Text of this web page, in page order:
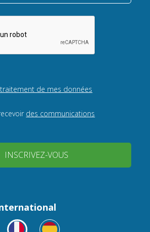
de mes données
des communications
INSCRIVEZ-VOUS